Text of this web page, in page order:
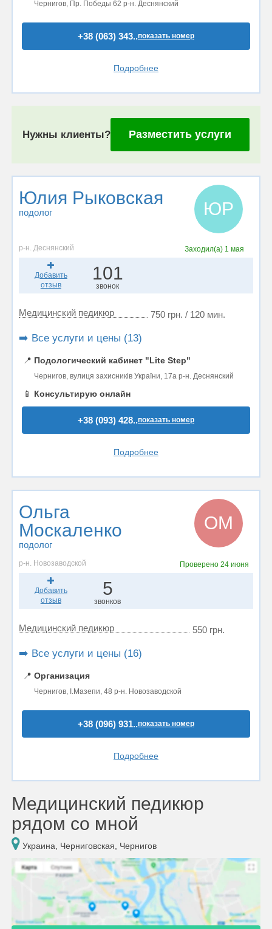
Чернигов, Пр. Победы 62 р-н. Деснянский
+38 (063) 343..показать номер
Подробнее
Нужны клиенты? Разместить услуги
Юлия Рыковская
подолог ЮР
р-н. Деснянский Заходил(а) 1 мая
Добавить
отзыв
101
звонок
Медицинский педикюр 750 грн. / 120 мин.
➡️ Все услуги и цены (13)
📍 Подологический кабинет "Lite Step"
Чернигов, вулиця захисників України, 17а р-н. Деснянский
📱 Консультирую онлайн
+38 (093) 428..показать номер
Подробнее
Ольга
Москаленко
подолог
ОМ
р-н. Новозаводской Проверено 24 июня
Добавить
отзыв
5
звонков
Медицинский педикюр 550 грн.
➡️ Все услуги и цены (16)
📍 Организация
Чернигов, І.Мазепи, 48 р-н. Новозаводской
+38 (096) 931..показать номер
Подробнее
Медицинский педикюр
рядом со мной
Украина, Черниговская, Чернигов